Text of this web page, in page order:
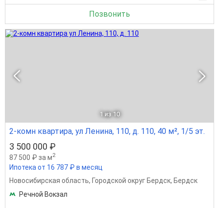
Позвонить
1 из 10
2-комн квартира, ул Ленина, 110, д. 110, 40 м², 1/5 эт.
3 500 000 ₽
87 500 ₽ за м2
Ипотека от 16 787 ₽ в месяц
Новосибирская область, Городской округ Бердск, Бердск
Речной Вокзал